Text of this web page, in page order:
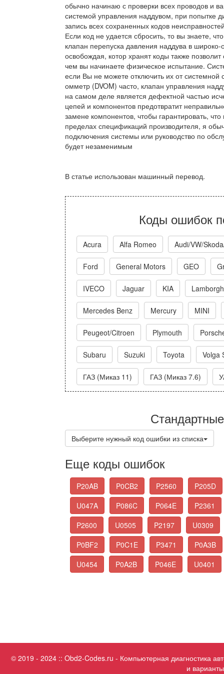
обычно начинаю с проверки всех проводов и
системой управления наддувом, при попытке
запись всех сохраненных кодов
Если код не удается сбросить, то вы знаете,
клапан перепуска давления наддува в
освобождая, котор хранят коды также
чем вы начинаете физическое испытание.
если Вы не можете отключить их от
омметр (DVOM) часто, клапан управления
на самом деле является дефектной частью
цепей и компонентов предотвратит
замене компонентов, чтобы гарантировать,
пределах спецификаций производителя, я
подключения системы или руководство по
будет незаменимым
В статье использован машинный перевод.
Коды ошибок
Acura Alfa Romeo Audi/VW/
Ford General Motors GEO
IVECO Jaguar KIA
Mercedes Benz Mercury MINI
Peugeot/Citroen Plymouth
Subaru Suzuki Toyota Volga
ГАЗ (Миказ 11) ГАЗ (Миказ 7.6)
Выберите нужный код ошибки из списка
Еще коды ошибок
P20AB P0CB2 P2560
P205D
U047A
P086C P064E
P2361
P2600
U0505 P2197
U0309
P0BF2
P0C1E P3471
P0A3B
U0454
P0A2B P046E U0401
© 2019 - 2024 :: Obd2-Codes.ru - Компьютерная диагностика
и